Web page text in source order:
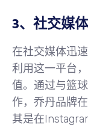
3、社交媒
在社交媒体迅
利用这一平台
值。通过与篮
作，乔丹品牌
其是在